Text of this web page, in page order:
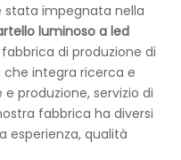
stata impegnata nella
luminoso a led
di produzione di
che integra ricerca e
produzione, servizio di
fabbrica ha diversi
esperienza, qualità